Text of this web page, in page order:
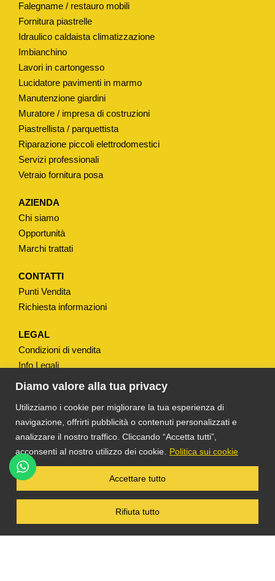
Diamo valore alla tua privacy
Utilizziamo i cookie per migliorare la tua esperienza di
navigazione, offrirti pubblicità o contenuti personalizzati e
analizzare il nostro traffico. Cliccando “Accetta tutti”,
acconsenti al nostro utilizzo dei cookie.
Politica sui cookie
Rifiuta tutto
Accettare tutto
O
P
C
A
S
S
E
T
T
q
a
n
Falegname / restauro mobili
Fornitura piastrelle
Idraulico caldaista climatizzazione
Imbianchino
Lavori in cartongesso
Lucidatore pavimenti in marmo
Manutenzione giardini
Muratore / impresa di costruzioni
Piastrellista / parquettista
Riparazione piccoli elettrodomestici
Servizi professionali
Vetraio fornitura posa
AZIENDA
Chi siamo
Opportunità
Marchi trattati
CONTATTI
Punti Vendita
Richiesta informazioni
LEGAL
Condizioni di vendita
Info Legali
Note Legali
TS DACOM
S.R.L. UNIPERSONALE P. IVA
03055900231 © COPYRIGHT 2025 TUTTI I